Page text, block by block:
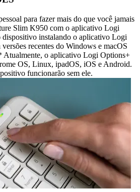
para fazer mais do que você jamais
Slim K950 com o aplicativo Logi
instalando o aplicativo Logi
recentes do Windows e macOS
Atualmente, o aplicativo Logi Options+
OS, Linux, ipadOS, iOS e Android.
funcionarão sem ele.